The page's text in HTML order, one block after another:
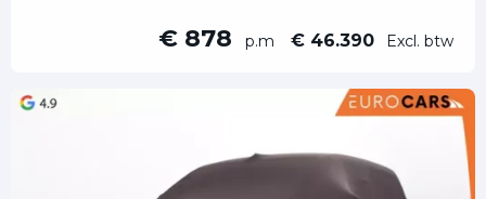
€ 878 p.m € 46.390 Excl. btw